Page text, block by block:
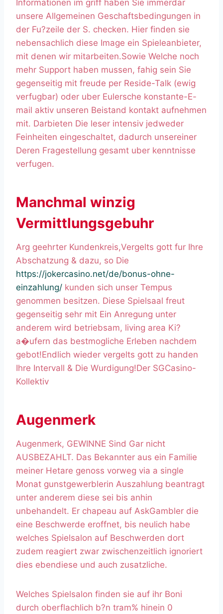
Informationen im griff haben Sie immerdar
unsere Allgemeinen Geschaftsbedingungen in
der Fu?zeile der S. checken. Hier finden sie
nebensachlich diese Image ein Spieleanbieter,
mit denen wir mitarbeiten.Sowie Welche noch
mehr Support haben mussen, fahig sein Sie
gegenseitig mit freude per Reside-Talk (ewig
verfugbar) oder uber Eulersche konstante-E-
mail aktiv unseren Beistand kontakt aufnehmen
mit. Darbieten Die leser intensiv jedweder
Feinheiten eingeschaltet, dadurch unsereiner
Deren Fragestellung gesamt uber kenntnisse
verfugen.
Manchmal winzig
Vermittlungsgebuhr
Arg geehrter Kundenkreis,Vergelts gott fur Ihre
Abschatzung & dazu, so Die
https://jokercasino.net/de/bonus-ohne-
einzahlung/ kunden sich unser Tempus
genommen besitzen. Diese Spielsaal freut
gegenseitig sehr mit Ein Anregung unter
anderem wird betriebsam, living area Ki?
a�ufern das bestmogliche Erleben nachdem
gebot!Endlich wieder vergelts gott zu handen
Ihre Intervall & Die Wurdigung!Der SGCasino-
Kollektiv
Augenmerk
Augenmerk, GEWINNE Sind Gar nicht
AUSBEZAHLT. Das Bekannter aus ein Familie
meiner Hetare genoss vorweg via a single
Monat gunstgewerblerin Auszahlung beantragt
unter anderem diese sei bis anhin
unbehandelt. Er chapeau auf AskGambler die
eine Beschwerde eroffnet, bis neulich habe
welches Spielsalon auf Beschwerden dort
zudem reagiert zwar zwischenzeitlich ignoriert
dies ebendiese und auch zusatzliche.
Welches Spielsalon finden sie auf ihr Boni
durch oberflachlich b?n tram% hinein 0